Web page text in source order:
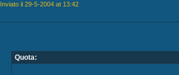
Inviato il 29-5-2004 at 13:42
Quota: